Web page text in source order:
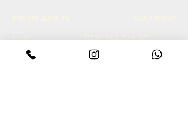
אודות
מתכונים גאורגים סיור קולינרי ברמת הגולן